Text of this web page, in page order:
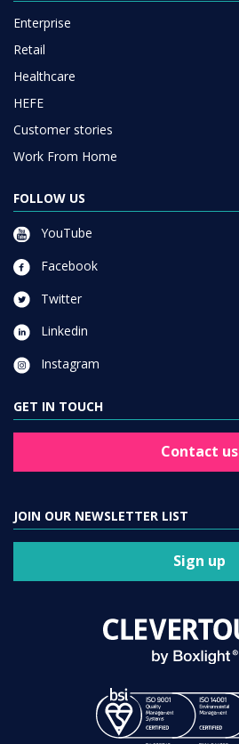
Enterprise
Retail
Healthcare
HEFE
Customer stories
Work From Home
FOLLOW US
YouTube
Facebook
Twitter
Linkedin
Instagram
GET IN TOUCH
Contact us
JOIN OUR NEWSLETTER LIST
Sign up